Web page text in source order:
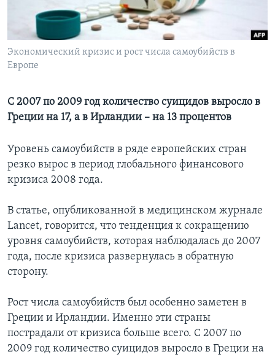
Learning English
СОЦИАЛЬНЫЕ СЕТИ
Языки
Экономический кризис и рост числа самоубийств в
Европе
С 2007 по 2009 год количество суицидов выросло в
Греции на 17, а в Ирландии – на 13 процентов
Уровень самоубийств в ряде европейских стран
резко вырос в период глобального финансового
кризиса 2008 года.
В статье, опубликованной в медицинском журнале
Lancet, говорится, что тенденция к сокращению
уровня самоубийств, которая наблюдалась до 2007
года, после кризиса развернулась в обратную
сторону.
Рост числа самоубийств был особенно заметен в
Греции и Ирландии. Именно эти страны
пострадали от кризиса больше всего. С 2007 по
2009 год количество суицидов выросло в Греции на